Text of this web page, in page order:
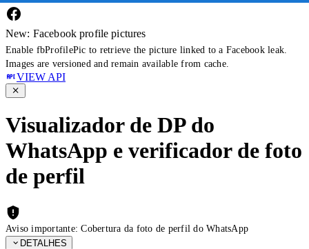
New: Facebook profile pictures
Enable fbProfilePic to retrieve the picture linked to a Facebook leak.
Images are versioned and remain available from cache.
VIEW API
Visualizador de DP do
WhatsApp e verificador de foto
de perfil
Aviso importante: Cobertura da foto de perfil do WhatsApp
DETALHES